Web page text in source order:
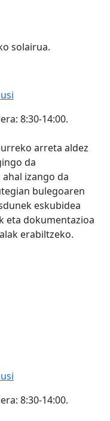
solairua.
8:30-14:00.
arreta aldez
da
izango da
bulegoaren
eskubidea
eta dokumentazioa
erabiltzeko.
8:30-14:00.